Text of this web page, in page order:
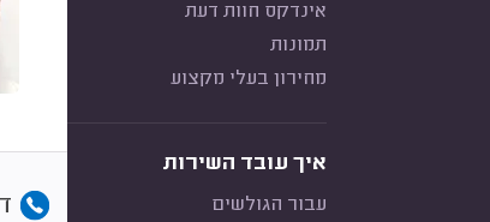
אינדקס חוות דעת
תמונות
מחירון בעלי מקצוע
איך עובד השירות
עבור הגולשים